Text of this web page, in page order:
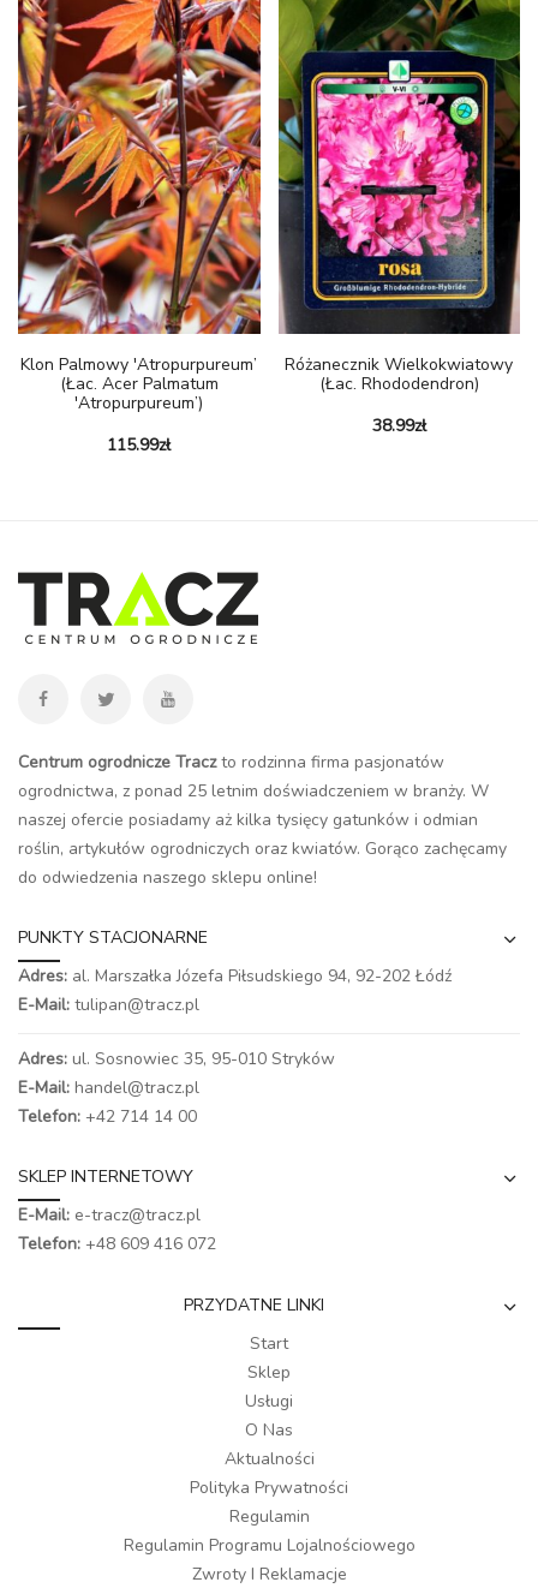
Klon Palmowy 'Atropurpureum’
(łac. Acer Palmatum
'Atropurpureum’)
115.99zł
Różanecznik Wielkokwiatowy
(łac. Rhododendron)
38.99zł
Centrum ogrodnicze Traczto rodzinna firma pasjonatów
ogrodnictwa, z ponad 25 letnim doświadczeniem w branży. W
naszej ofercie posiadamy aż kilka tysięcy gatunków i odmian
roślin, artykułów ogrodniczych oraz kwiatów. Gorąco zachęcamy
do odwiedzenia naszego sklepu online!
PUNKTY STACJONARNE
Adres: al. Marszałka Józefa Piłsudskiego 94, 92-202 Łódź
E-Mail: tulipan@tracz.pl
Adres: ul. Sosnowiec 35, 95-010 Stryków
E-Mail: handel@tracz.pl
Telefon: +42 714 14 00
SKLEP INTERNETOWY
E-Mail: e-tracz@tracz.pl
Telefon: +48 609 416 072
PRZYDATNE LINKI
Start
Sklep
Usługi
O Nas
Aktualności
Polityka Prywatności
Regulamin
Regulamin Programu Lojalnościowego
Zwroty I Reklamacje